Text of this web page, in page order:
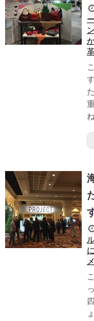
メ